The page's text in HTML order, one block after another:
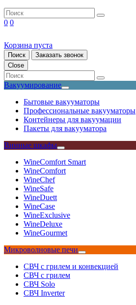
0 0
Корзина пуста
Поиск
Заказать звонок
Close
Вакуумирование
Бытовые вакууматоры
Профессиональные вакууматоры
Контейнеры для вакуумации
Пакеты для вакууматора
Винные шкафы
WineComfort Smart
WineComfort
WineChef
WineSafe
WineDuett
WineCase
WineExclusive
WineDeluxe
WineGourmet
Микроволновые печи
СВЧ с грилем и конвекцией
СВЧ с грилем
СВЧ Solo
СВЧ Inverter